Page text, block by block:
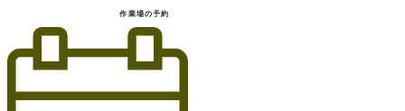
作業場の予約